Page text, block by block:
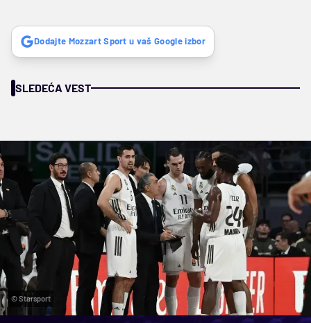
Dodajte Mozzart Sport u vaš Google izbor
SLEDEĆA VEST
© Starsport